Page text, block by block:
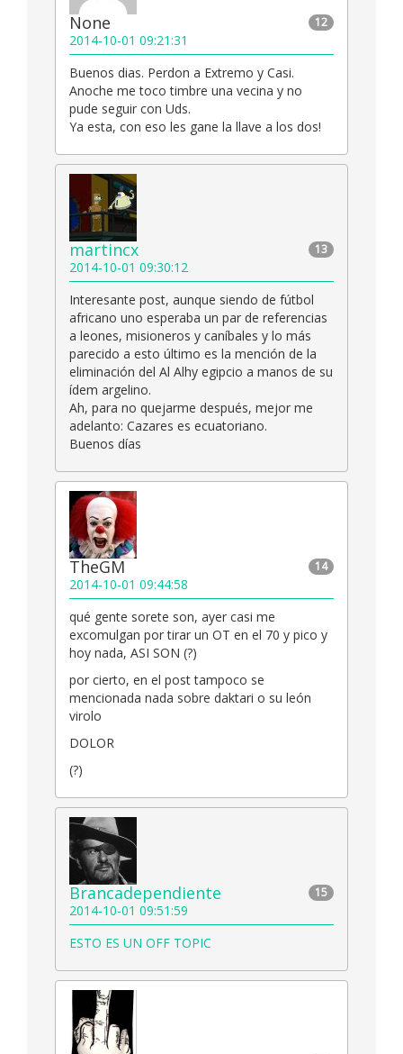
12
None
2014-10-01 09:21:31
Buenos dias. Perdon a Extremo y Casi.
Anoche me toco timbre una vecina y no
pude seguir con Uds.
Ya esta, con eso les gane la llave a los dos!
13
martincx
2014-10-01 09:30:12
Interesante post, aunque siendo de fútbol
africano uno esperaba un par de referencias
a leones, misioneros y caníbales y lo más
parecido a esto último es la mención de la
eliminación del Al Alhy egipcio a manos de su
ídem argelino.
Ah, para no quejarme después, mejor me
adelanto: Cazares es ecuatoriano.
Buenos días
14
TheGM
2014-10-01 09:44:58
qué gente sorete son, ayer casi me
excomulgan por tirar un OT en el 70 y pico y
hoy nada, ASI SON (?)
por cierto, en el post tampoco se
mencionada nada sobre daktari o su león
virolo
DOLOR
(?)
15
Brancadependiente
2014-10-01 09:51:59
ESTO ES UN OFF TOPIC